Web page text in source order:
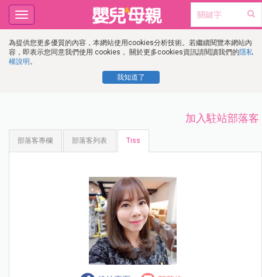
為提供您更多優質的內容，本網站使用cookies分析技術。若繼續閱覽本網站內
容，即表示您同意我們使用 cookies， 關於更多cookies資訊請閱讀我們的隱私
權說明 。
我知道了
Toggle
navigation
加入駐站部落客
部落客專欄 部落客列表 Tiss